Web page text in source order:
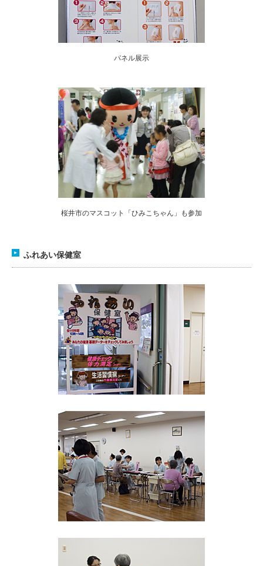
パネル展示
桜井市のマスコット「ひみこちゃん」も参加
ふれあい保健室